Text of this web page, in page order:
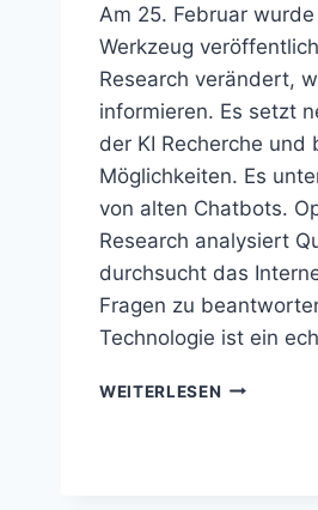
Am 25. Februar
Werkzeug
Research verändert,
informieren. Es setzt
der KI Recherche und
Möglichkeiten. Es
von alten Chatbots.
Research analysiert
durchsucht das
Fragen zu
Technologie ist ein
WEITERLESEN OPENAI